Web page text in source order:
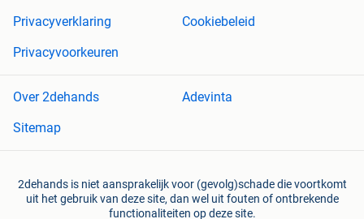
Privacyverklaring
Cookiebeleid
Privacyvoorkeuren
Over 2dehands
Adevinta
Sitemap
2dehands is niet aansprakelijk voor (gevolg)schade die voortkomt
uit het gebruik van deze site, dan wel uit fouten of ontbrekende
functionaliteiten op deze site.